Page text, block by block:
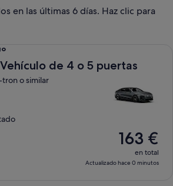
en las últimas 6 días. Haz clic para
de 4 o 5 puertas
o similar
163 €
en total
Actualizado hace 0 minutos